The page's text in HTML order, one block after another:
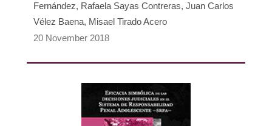
Fernández, Rafaela Sayas Contreras, Juan Carlos
Vélez Baena, Misael Tirado Acero
20 November 2018